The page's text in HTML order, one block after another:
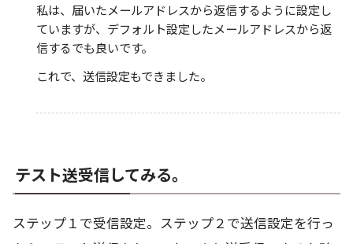
私は、届いたメールアドレスから返信するように設定し
ていますが、デフォルト設定したメールアドレスから返
信するでも良いです。
これで、送信設定もできました。
テスト送受信してみる。
ステップ１で受信設定。ステップ２で送信設定を行っ